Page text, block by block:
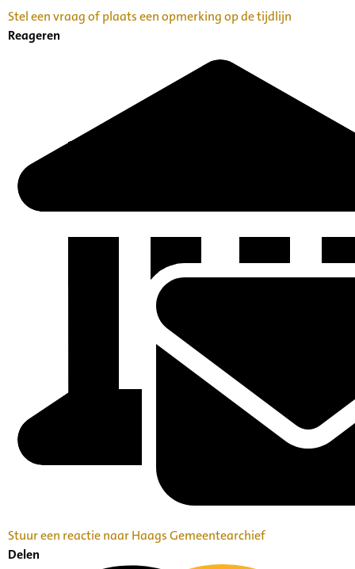
Stel een vraag of plaats een opmerking op de tijdlijn
Reageren
Stuur een reactie naar Haags Gemeentearchief
Delen